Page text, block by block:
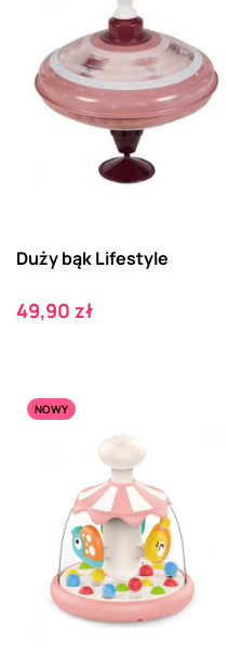
Duży bąk Lifestyle
Cena
49,90 zł
NOWY